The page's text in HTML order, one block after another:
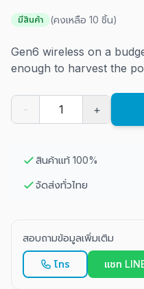
มีสินค้า (คงเหลือ 10 ชิ้น)
Gen6 wireless on a
enough to harvest the
- +
สินค้าแท้ 100%
จัดส่งทั่วไทย
สอบถามข้อมูลเพิ่มเติม
โทร แชท